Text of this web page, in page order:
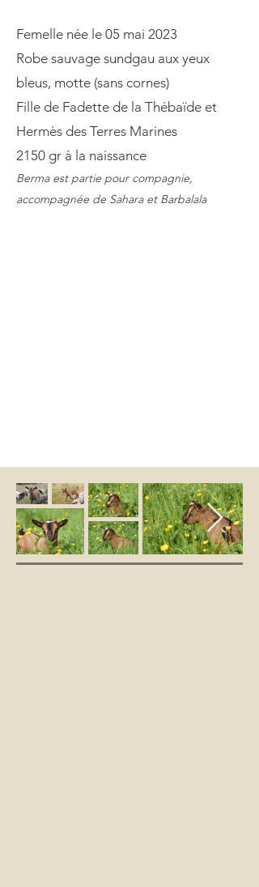
Femelle née le 05 mai 2023
Robe sauvage sundgau aux yeux
bleus, motte (sans cornes)
Fille de Fadette de la Thébaïde et
Hermès des Terres Marines
2150 gr à la naissance
Berma est partie pour compagnie,
accompagnée de Sahara et Barbalala